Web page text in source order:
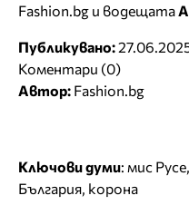
Fashion.bg и водещата
Публикувано:
Коментари (0)
Автор: Fashion.bg
Ключови думи: мис Русе,
България, корона